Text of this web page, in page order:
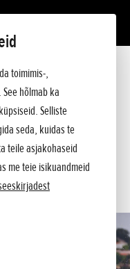
toimimis-,
hõlmab ka
Selliste
seda, kuidas te
teile asjakohaseid
me teie isikuandmeid
tab